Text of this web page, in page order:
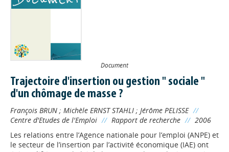
Document
Trajectoire d'insertion ou gestion " sociale "
d'un chômage de masse ?
François BRUN ; Michèle ERNST STAHLI ; Jérôme PELISSE //
Centre d'Etudes de l'Emploi // Rapport de recherche // 2006
Les relations entre l’Agence nationale pour l’emploi (ANPE) et
le secteur de l’insertion par l’activité économique (IAE) ont